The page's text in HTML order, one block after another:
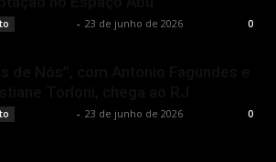
- 23 de junho de 2026 0
- 23 de junho de 2026 0